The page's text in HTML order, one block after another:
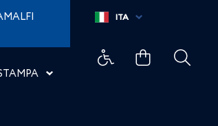
ITA